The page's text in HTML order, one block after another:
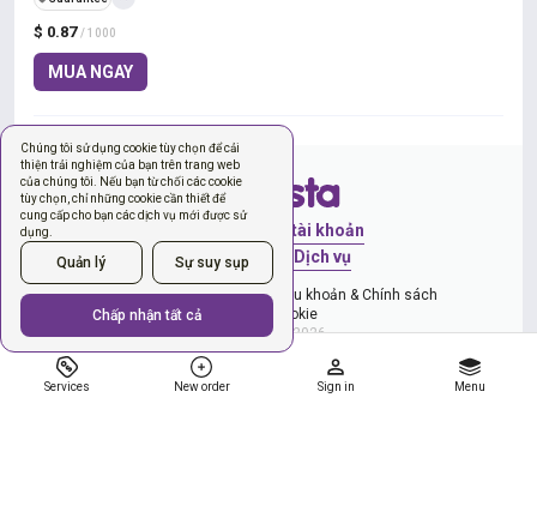
Chúng tôi sử dụng cookie tùy chọn để cải
thiện trải nghiệm của bạn trên trang web
của chúng tôi. Nếu bạn từ chối các cookie
tùy chọn, chỉ những cookie cần thiết để
cung cấp cho bạn các dịch vụ mới được sử
dụng.
Quản lý Sự suy sụp
Chấp nhận tất cả
Services New order Sign in Menu
$ 0.87 / 1000
MUA NGAY
Tạo tài khoản
Đơn hàng mới
Dịch vụ
Chính sách quyền riêng tưĐiều khoản & Chính sách
Quản lý cookie
Copyright © 2026